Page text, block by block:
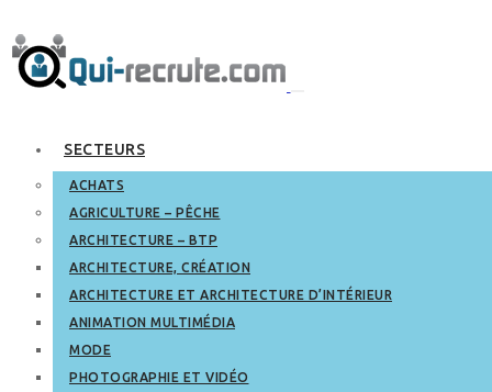
SECTEURS
ACHATS
AGRICULTURE – PÊCHE
ARCHITECTURE – BTP
ARCHITECTURE, CRÉATION
ARCHITECTURE ET ARCHITECTURE D’INTÉRIEUR
ANIMATION MULTIMÉDIA
MODE
PHOTOGRAPHIE ET VIDÉO